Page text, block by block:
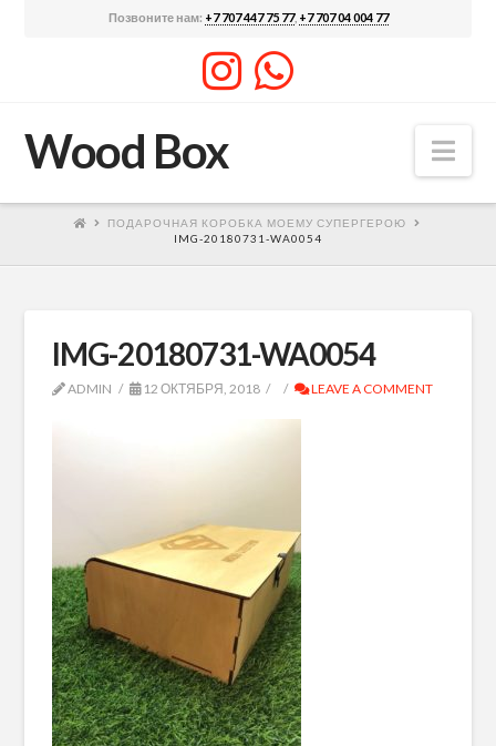
Позвоните нам: +7 707 447 75 77, +7 707 04 004 77
Wood Box
ПОДАРОЧНАЯ КОРОБКА МОЕМУ СУПЕРГЕРОЮ
IMG-20180731-WA0054
IMG-20180731-WA0054
ADMIN 12 ОКТЯБРЯ, 2018 LEAVE A COMMENT